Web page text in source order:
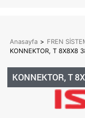
Anasayfa > FREN
KONNEKTOR, T 8X8X8
KONNEKTOR, T